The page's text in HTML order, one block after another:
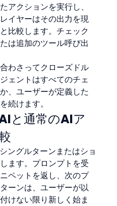
アクションを実行し、
イヤーはその出力を現
比較します。チェック
は追加のツール呼び出
わさってクローズドル
ェントはすべてのチェ
、ユーザーが定義した
続けます。
と通常のAIア
ングルターンまたはショ
ます。プロンプトを受
ペットを返し、次のプ
ーンは、ユーザーが以
けない限り新しく始ま